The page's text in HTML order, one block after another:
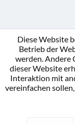
Diese Website
Betrieb der
werden. Andere
dieser Website
Interaktion mit
vereinfachen